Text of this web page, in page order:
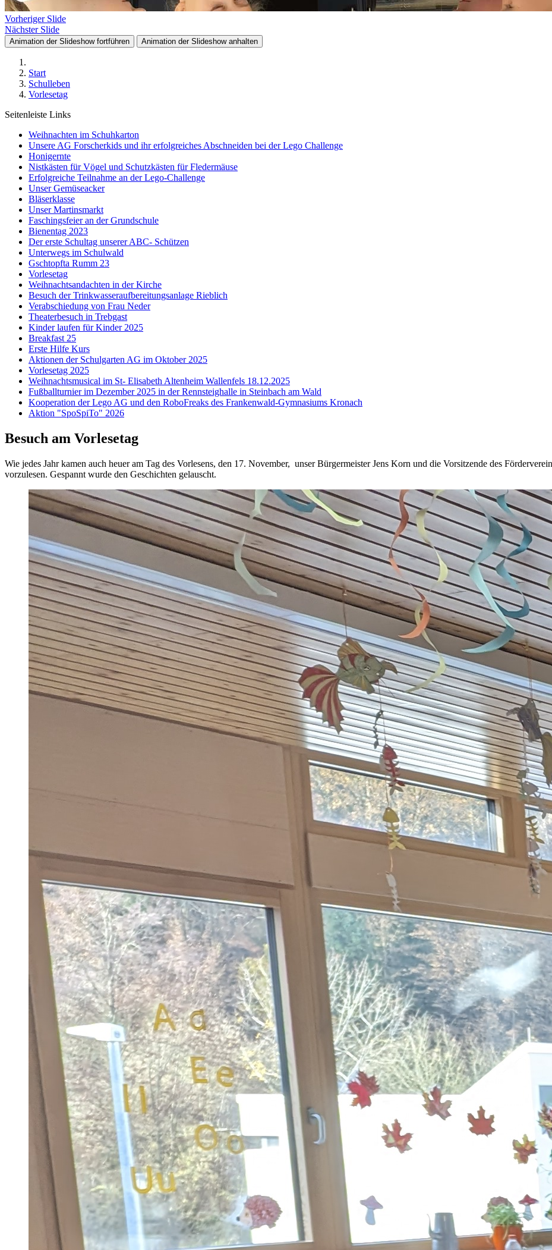
Vorheriger Slide
Nächster Slide
Animation der Slideshow fortführen Animation der Slideshow anhalten
Start
Schulleben
Vorlesetag
Seitenleiste Links
Weihnachten im Schuhkarton
Unsere AG Forscherkids und ihr erfolgreiches Abschneiden bei der Lego Challenge
Honigernte
Nistkästen für Vögel und Schutzkästen für Fledermäuse
Erfolgreiche Teilnahme an der Lego-Challenge
Unser Gemüseacker
Bläserklasse
Unser Martinsmarkt
Faschingsfeier an der Grundschule
Bienentag 2023
Der erste Schultag unserer ABC- Schützen
Unterwegs im Schulwald
Gschtopfta Rumm 23
Vorlesetag
Weihnachtsandachten in der Kirche
Besuch der Trinkwasseraufbereitungsanlage Rieblich
Verabschiedung von Frau Neder
Theaterbesuch in Trebgast
Kinder laufen für Kinder 2025
Breakfast 25
Erste Hilfe Kurs
Aktionen der Schulgarten AG im Oktober 2025
Vorlesetag 2025
Weihnachtsmusical im St- Elisabeth Altenheim Wallenfels 18.12.2025
Fußballturnier im Dezember 2025 in der Rennsteighalle in Steinbach am Wald
Kooperation der Lego AG und den RoboFreaks des Frankenwald-Gymnasiums Kronach
Aktion "SpoSpiTo" 2026
Besuch am Vorlesetag
Wie jedes Jahr kamen auch heuer am Tag des Vorlesens, den 17. November, unser Bürgermeister Jens Korn und die Vorsitzende des
vorzulesen. Gespannt wurde den Geschichten gelauscht.